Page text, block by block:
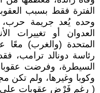
الفترة فقط بسبب
وحده يُعد جريمة حرب،
العدوان أو تغييرات
المتحدة (والغرب)
رئاسة دونالد ترامب،
السيطرة، وفرضت
وكوبا وغيرها، ولم تكن
( رغم فَرْض عقوبات على